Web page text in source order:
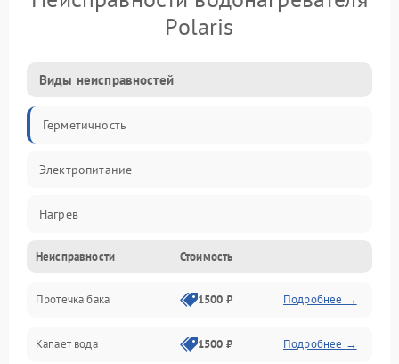
Polaris
Виды неисправностей
Герметичность
Электропитание
Нагрев
Датчики
Механика
Неисправности Стоимость
Протечка бака 1500 ₽ Подробнее →
Капает вода 1500 ₽ Подробнее →